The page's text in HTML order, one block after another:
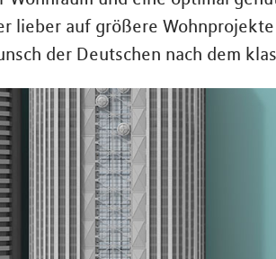
lieber auf größere
der Deutschen nach dem